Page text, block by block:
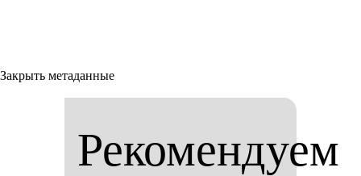
Закрыть метаданные
Рекомендуем